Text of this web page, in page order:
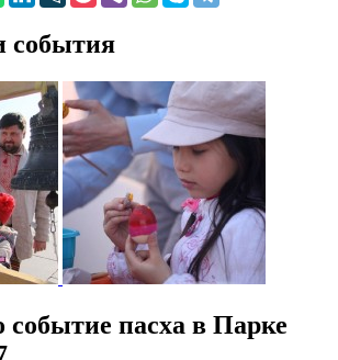
события
пасха в Парке